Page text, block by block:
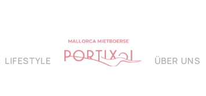
LIFESTYLE ÜBER UNS